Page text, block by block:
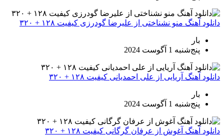
دانلود آهنگ منو نشناختی از علیرضا گودرزی کیفیت ۱۲۸ + ۳۲۰
بار
پنج‌شنبه 1 آگوست 2024
دانلود آهنگ آریایی از علی احمدیانی کیفیت ۱۲۸ + ۳۲۰
بار
پنج‌شنبه 1 آگوست 2024
دانلود آهنگ آغوش از عرفان گرگانی کیفیت ۱۲۸ + ۳۲۰